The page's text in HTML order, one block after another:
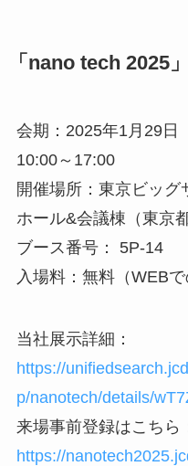
「nano tech 2025」
会期：2025年1月29日
10:00～17:00
開催場所：東京ビッ
ホール&会議棟（東京
ブース番号： 5P-14
入場料：無料（WEB
当社展示詳細：
https://
p/nanotech/details/
来場事前登録はこちら
https://